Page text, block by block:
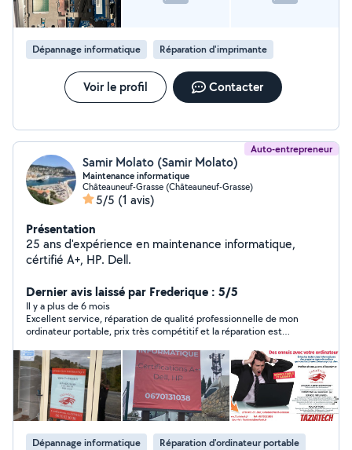
Dépannage informatique Réparation d'imprimante
Voir le profil Contacter
Auto-entrepreneur
Samir Molato (Samir Molato)
Maintenance informatique
Châteauneuf-Grasse (Châteauneuf-Grasse)
5/5 (1 avis)
Présentation
25 ans d'expérience en maintenance informatique,
cértifié A+, HP. Dell.
Dernier avis laissé par Frederique : 5/5
Il y a plus de 6 mois
Excellent service, réparation de qualité professionnelle de mon
ordinateur portable, prix très compétitif et la réparation est
Dépannage informatique Réparation d'ordinateur portable